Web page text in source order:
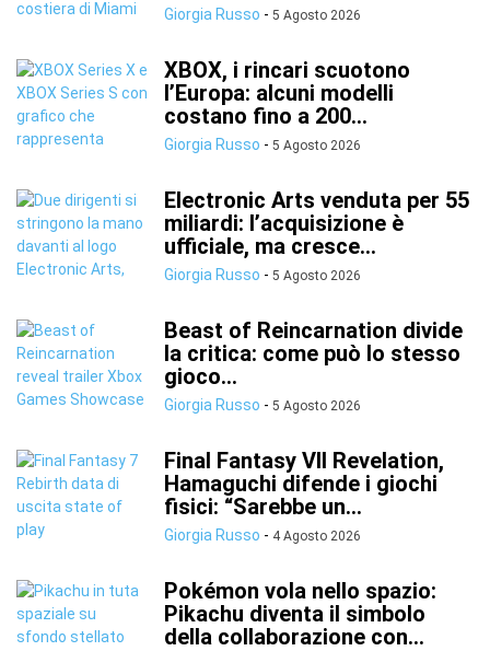
Giorgia Russo - 5 Agosto 2026
XBOX, i rincari scuotono
l’Europa: alcuni modelli
costano fino a 200...
Giorgia Russo - 5 Agosto 2026
Electronic Arts venduta per 55
miliardi: l’acquisizione è
ufficiale, ma cresce...
Giorgia Russo - 5 Agosto 2026
Beast of Reincarnation divide
la critica: come può lo stesso
gioco...
Giorgia Russo - 5 Agosto 2026
Final Fantasy VII Revelation,
Hamaguchi difende i giochi
fisici: “Sarebbe un...
Giorgia Russo - 4 Agosto 2026
Pokémon vola nello spazio:
Pikachu diventa il simbolo
della collaborazione con...